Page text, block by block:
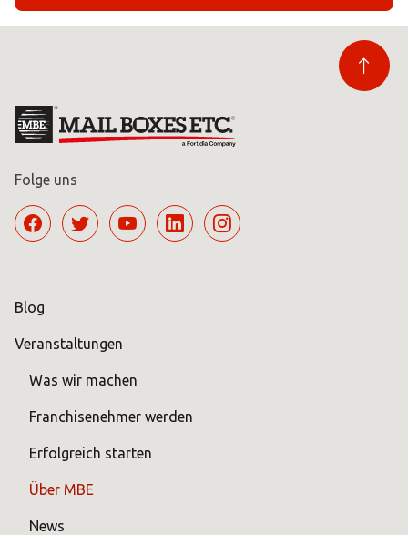
Folge uns
Blog
Veranstaltungen
Was wir machen
Franchisenehmer werden
Erfolgreich starten
Über MBE
News